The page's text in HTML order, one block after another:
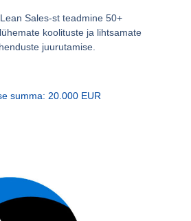
Sales-st teadmine 50+
koolituste ja lihtsamate
juurutamise.
summa: 20.000 EUR